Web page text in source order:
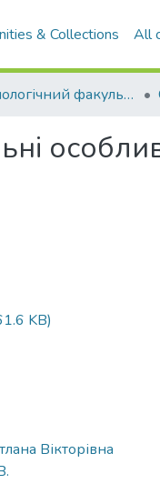
& Collections All
12. Філологічний факультет
KB)
Вікторівна